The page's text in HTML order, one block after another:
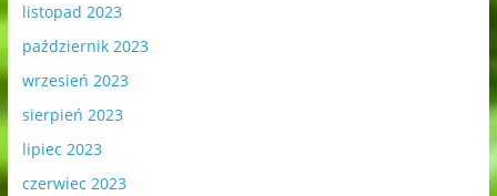
listopad 2023
październik 2023
wrzesień 2023
sierpień 2023
lipiec 2023
czerwiec 2023